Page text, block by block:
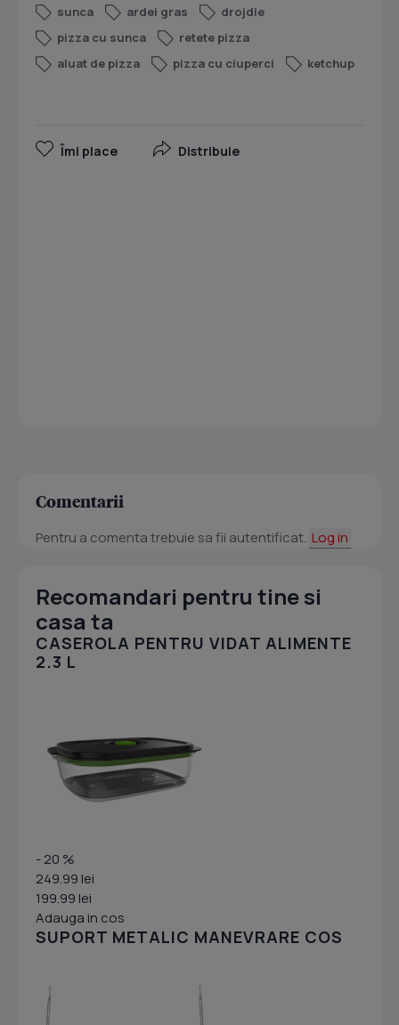
sunca
ardei gras
drojdie
pizza cu sunca
retete pizza
aluat de pizza
pizza cu ciuperci ketchup
Îmi place Distribuie
Comentarii
Pentru a comenta trebuie sa fii autentificat. Log in
Recomandari pentru tine si
casa ta
CASEROLA PENTRU VIDAT ALIMENTE
2.3 L
- 20 %
249.99 lei
199.99 lei
Adauga in cos
SUPORT METALIC MANEVRARE COS